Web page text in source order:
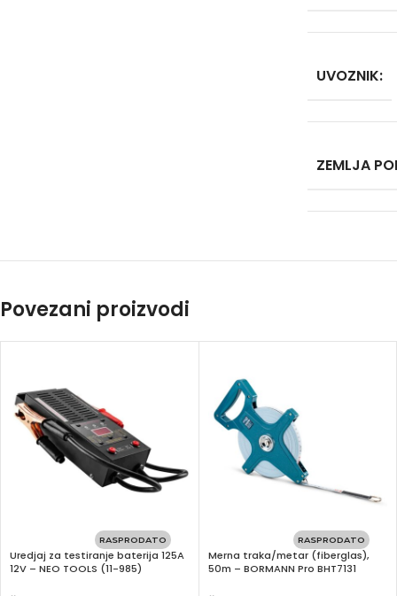
UVOZNIK:
ZEMLJA
Povezani proizvodi
RASPRODATO
Uredjaj za testiranje baterija 125A
12V – NEO TOOLS (11-985)
RASPRODATO
Merna traka/metar (fiberglas),
50m – BORMANN Pro BHT7131
Facebook